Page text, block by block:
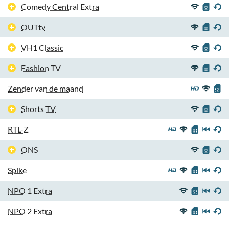
Comedy Central Extra
OUTtv
VH1 Classic
Fashion TV
Zender van de maand
Shorts TV
RTL-Z
ONS
Spike
NPO 1 Extra
NPO 2 Extra